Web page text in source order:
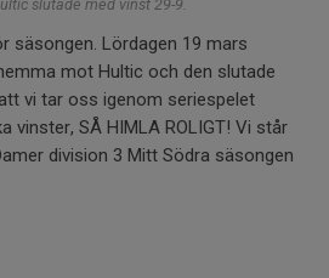
slutade med vinst 29-9.
säsongen. Lördagen 19 mars
mot Hultic och den slutade
vi tar oss igenom seriespelet
vinster, SÅ HIMLA ROLIGT! Vi står
division 3 Mitt Södra säsongen